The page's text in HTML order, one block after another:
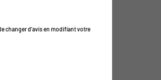
changer d'avis en modifiant votre